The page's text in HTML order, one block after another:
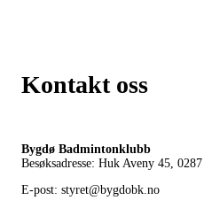
Kontakt oss
Bygdø Badmintonklubb
Besøksadresse: Huk Aveny 45, 0287
E-post: styret@bygdobk.no